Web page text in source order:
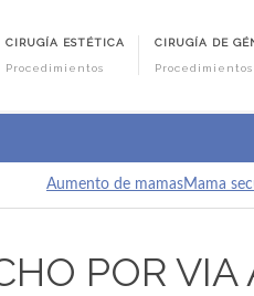
CIRUGÍA ESTÉTICA
Procedimientos
CIRUGÍA DE
Procedimientos
Aumento de mamasMama
POR VIA